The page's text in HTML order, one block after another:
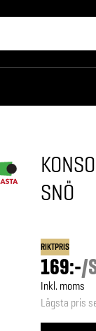
SNÖ
RIKTPRIS
169:-/
Inkl. moms
Lägsta pris